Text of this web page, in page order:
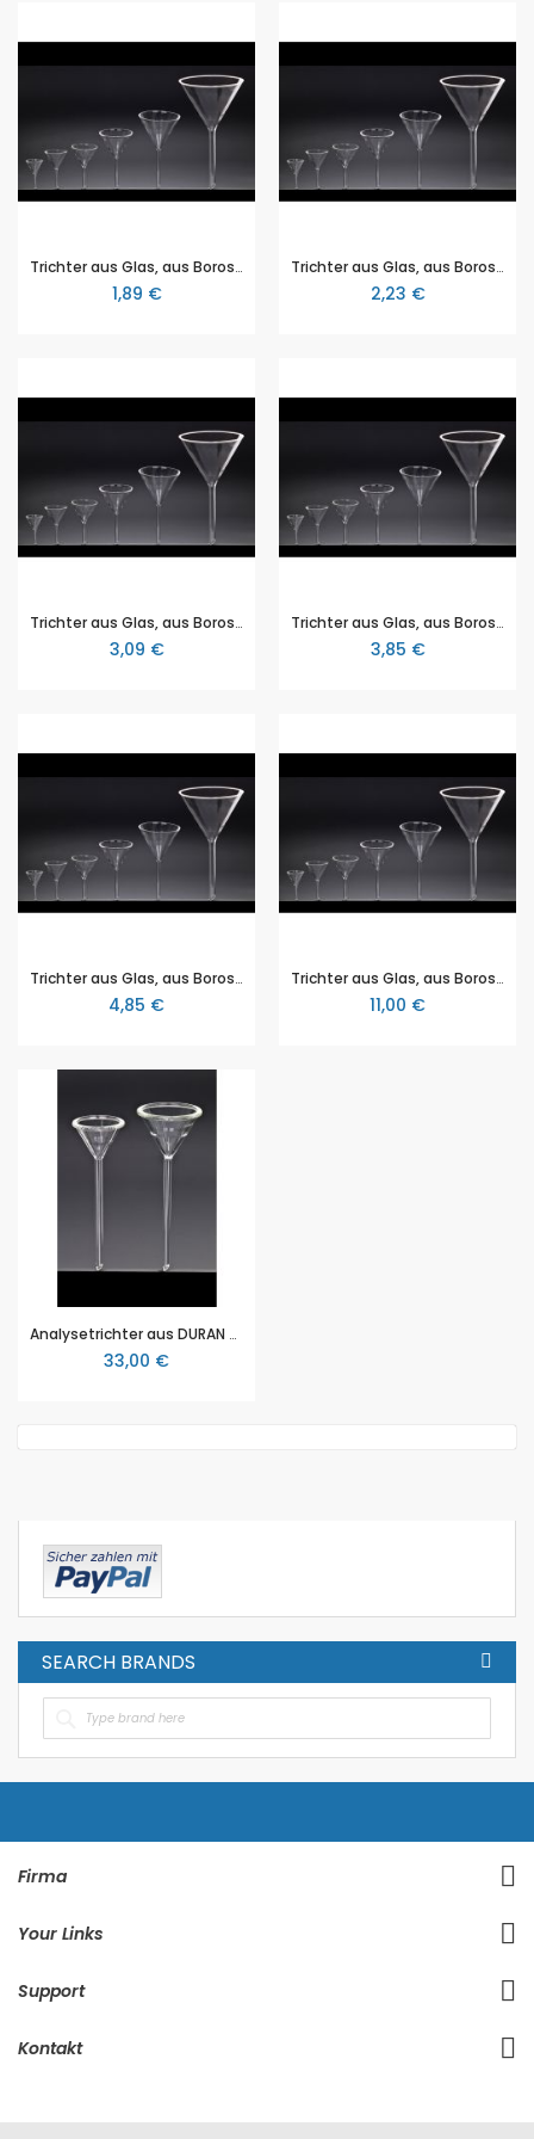
Trichter aus Glas, aus Borosilikatglas 3.3, Durchmesser 35mm, glatt im Winkel von 60°
1,89 €
Trichter aus Glas, aus Borosilikatglas 3.3, Durchmesser 50mm, glatt im Winkel von 60°
2,23 €
Trichter aus Glas, aus Borosilikatglas 3.3, Durchmesser 60mm, glatt im Winkel von 60°
3,09 €
Trichter aus Glas, aus Borosilikatglas 3.3, Durchmesser 80mm, glatt im Winkel von 60°
3,85 €
Trichter aus Glas, aus Borosilikatglas 3.3, Durchmesser 100mm, glatt im Winkel von 60°
4,85 €
Trichter aus Glas, aus Borosilikatglas 3.3, Durchmesser 150mm, glatt im Winkel von 60°
11,00 €
Analysetrichter aus DURAN Glas, Durchmesser 80mm, mit kappilarem Ablaufrohr
33,00 €
SEARCH BRANDS
Firma
Your Links
Support
Kontakt